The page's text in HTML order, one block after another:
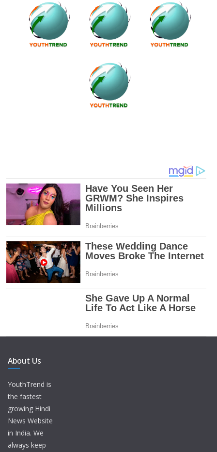
About Us
YouthTrend is
the fastest
growing Hindi
News Website
in India. We
always keep